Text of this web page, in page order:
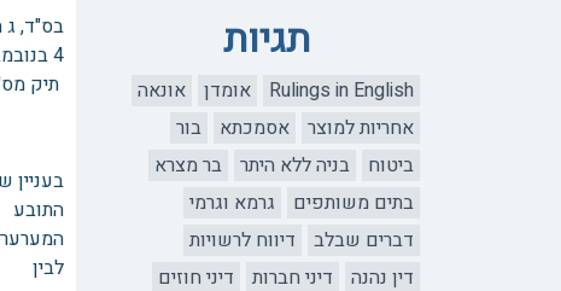
תגיות
Rulings in English אומדן
אונאה
אחריות למוצר
אסמכתא
בור
ביטוח
בניה ללא היתר
בר מצרא
בתים משותפים
גרמא וגרמי
דברים שבלב
דיווח לרשויות
דין נהנה
דיני חברות
דיני חוזים
בס"ד,
4 בנובמבר 2024
תיק מס'
בעניין
התובע
לבין